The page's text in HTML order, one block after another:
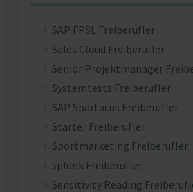
SAP FPSL Freiberufler
Sales Cloud Freiberufler
Senior Projektmanager
Systemtests Freiberufler
SAP Spartacus Freiberufler
Starter Freiberufler
Sportmarketing Freiberufler
splunk Freiberufler
Sensitivity Reading